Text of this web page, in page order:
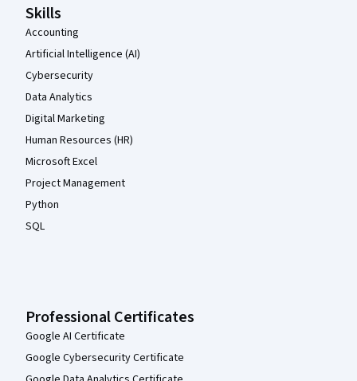
Skills
Accounting
Artificial Intelligence (AI)
Cybersecurity
Data Analytics
Digital Marketing
Human Resources (HR)
Microsoft Excel
Project Management
Python
SQL
Professional Certificates
Google AI Certificate
Google Cybersecurity Certificate